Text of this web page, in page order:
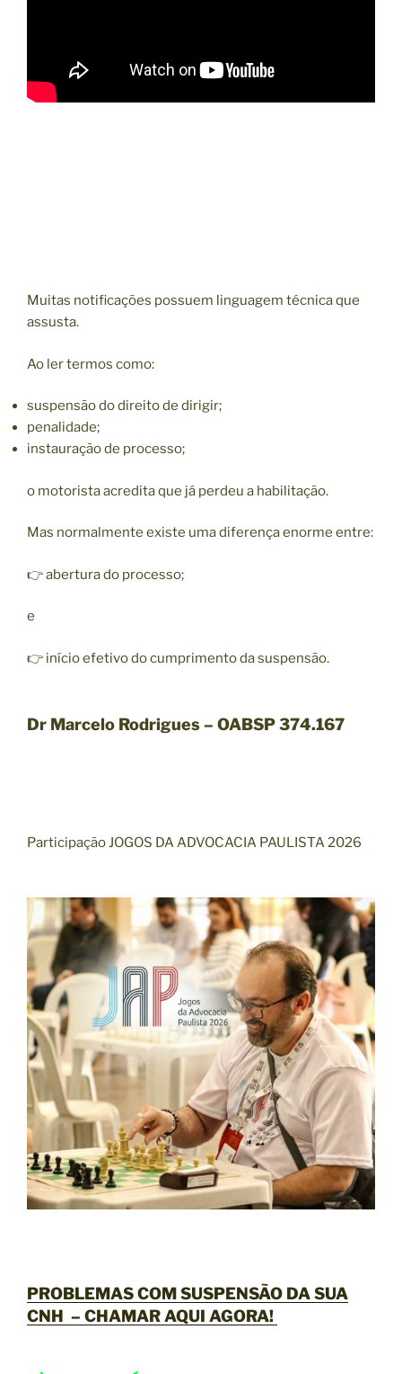
Muitas notificações possuem linguagem técnica que
assusta.
Ao ler termos como:
suspensão do direito de dirigir;
penalidade;
instauração de processo;
o motorista acredita que já perdeu a habilitação.
Mas normalmente existe uma diferença enorme entre:
👉 abertura do processo;
e
👉 início efetivo do cumprimento da suspensão.
Dr Marcelo Rodrigues – OABSP 374.167
Participação JOGOS DA ADVOCACIA PAULISTA 2026
PROBLEMAS COM SUSPENSÃO DA SUA
CNH – CHAMAR AQUI AGORA!